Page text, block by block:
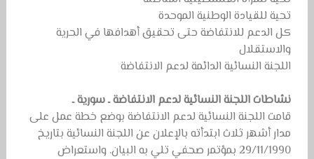
تحية للقيادة الوطنية الموحدة
كل الدعم للانتفاضة حتى تحقيق أهدافها في الحرية
والاستقلال
اللجنة النسائية الدائمة لدعم الانتفاضة
نشاطات اللجنة النسائية لدعم الانتفاضة ـ سورية ـ
قامت اللجنة النسائية لدعم الانتفاضة بوضع خطة عمل على
مدار أشهر ثلاث ابتدأته بالإعلان عن اللجنة النسائية بتاريخ
29/11/1990 بمؤتمر صحفي تلي به البيان. واستعراض